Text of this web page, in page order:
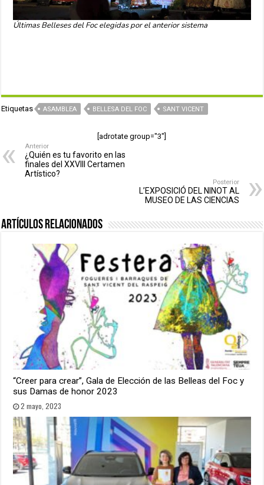
Últimas Belleses del Foc elegidas por el anterior sistema
Etiquetas ASAMBLEA BELLESA DEL FOC SANT VICENT
[adrotate group="3"]
Anterior
¿Quién es tu favorito en las
finales del XXVIII Certamen
Artístico?
Posterior
L’EXPOSICIÓ DEL NINOT AL
MUSEO DE LAS CIENCIAS
Artículos relacionados
“Creer para crear”, Gala de Elección de las Belleas del Foc y
sus Damas de honor 2023
2 mayo, 2023